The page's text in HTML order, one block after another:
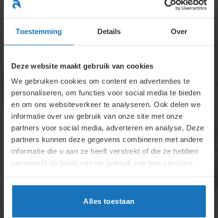
Toestemming Details Over
Deze website maakt gebruik van cookies
We gebruiken cookies om content en advertenties te
personaliseren, om functies voor social media te bieden
en om ons websiteverkeer te analyseren. Ook delen we
informatie over uw gebruik van onze site met onze
partners voor social media, adverteren en analyse. Deze
partners kunnen deze gegevens combineren met andere
informatie die u aan ze heeft verstrekt of die ze hebben
verzameld op basis van uw gebruik van hun services.
Alles toestaan
naar
inhoud
2.4.2.
Zwangerschapsverlof
zoals bij een meerling of bij ziekenhuisopname van